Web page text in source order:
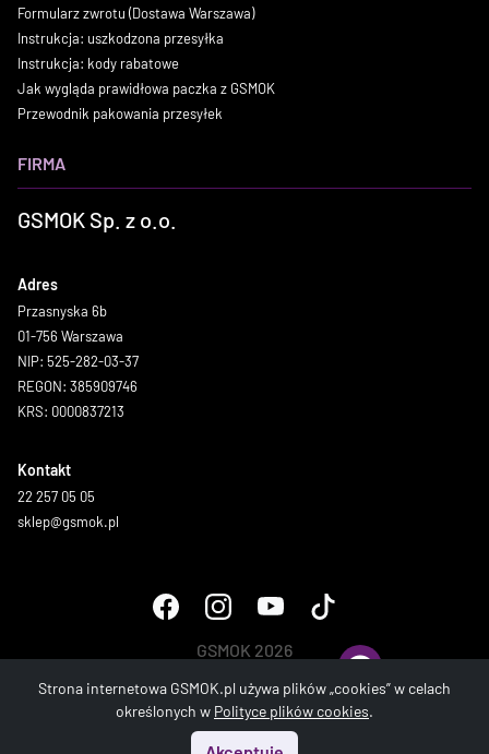
Formularz zwrotu (Dostawa Warszawa)
Instrukcja: uszkodzona przesyłka
Instrukcja: kody rabatowe
Jak wygląda prawidłowa paczka z GSMOK
Przewodnik pakowania przesyłek
FIRMA
GSMOK Sp. z o.o.
Adres
Przasnyska 6b
01-756 Warszawa
NIP: 525-282-03-37
REGON: 385909746
KRS: 0000837213
Kontakt
22 257 05 05
sklep@gsmok.pl
GSMOK 2026
Strona internetowa GSMOK.pl używa plików „cookies” w celach
określonych w Polityce plików cookies.